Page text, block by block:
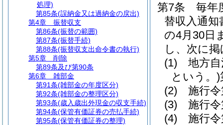
第7条
毎年
替収入通
の4月30日
し、次に
(1)
地方
という。)
(2)
施行
(3)
施行
(4)
施行
処理)
第85条(誤納金又は過納金の戻出)
第4章
振替収支
第86条(振替の範囲)
第87条(振替手続)
第88条(振替収支出命令書の執行)
第5章
削除
第89条及び第90条
第6章
雑部金
第91条(雑部金の年度区分)
第92条(雑部金の整理区分)
第93条(歳入歳出外現金の収支手続)
第94条(保管有価証券の売払手続)
第95条(保管有価証券の整理)